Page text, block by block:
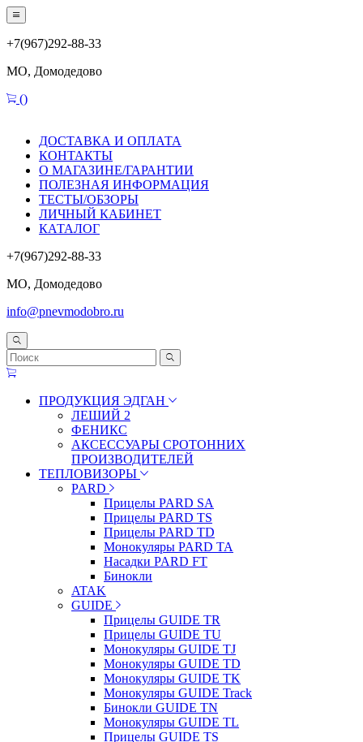
+7(967)292-88-33
МО, Домодедово
()
ДОСТАВКА И ОПЛАТА
КОНТАКТЫ
О МАГАЗИНЕ/ГАРАНТИИ
ПОЛЕЗНАЯ ИНФОРМАЦИЯ
ТЕСТЫ/ОБЗОРЫ
ЛИЧНЫЙ КАБИНЕТ
КАТАЛОГ
+7(967)292-88-33
МО, Домодедово
info@pnevmodobro.ru
ПРОДУКЦИЯ ЭДГАН
ЛЕШИЙ 2
ФЕНИКС
АКСЕССУАРЫ СРОТОННИХ
ПРОИЗВОДИТЕЛЕЙ
ТЕПЛОВИЗОРЫ
PARD
Прицелы PARD SA
Прицелы PARD TS
Прицелы PARD TD
Монокуляры PARD TA
Насадки PARD FT
Бинокли
ATAK
GUIDE
Прицелы GUIDE TR
Прицелы GUIDE TU
Монокуляры GUIDE TJ
Монокуляры GUIDE TD
Монокуляры GUIDE TK
Монокуляры GUIDE Track
Бинокли GUIDE TN
Монокуляры GUIDE TL
Прицелы GUIDE TS